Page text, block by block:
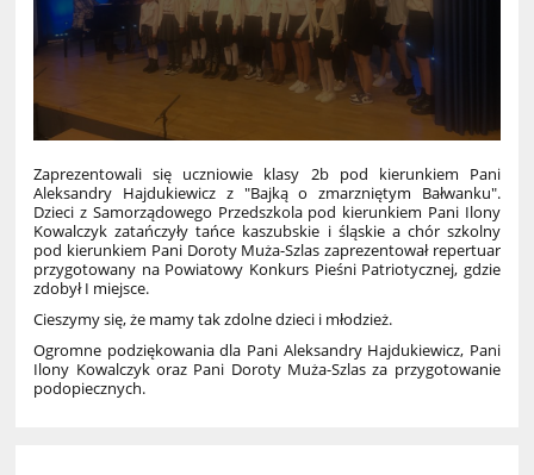
Zaprezentowali się uczniowie klasy 2b pod kierunkiem Pani
Aleksandry Hajdukiewicz z "Bajką o zmarzniętym Bałwanku".
Dzieci z Samorządowego Przedszkola pod kierunkiem Pani Ilony
Kowalczyk zatańczyły tańce kaszubskie i śląskie a chór szkolny
pod kierunkiem Pani Doroty Muża-Szlas zaprezentował repertuar
przygotowany na Powiatowy Konkurs Pieśni Patriotycznej, gdzie
zdobył I miejsce.
Cieszymy się, że mamy tak zdolne dzieci i młodzież.
Ogromne podziękowania dla Pani Aleksandry Hajdukiewicz, Pani
Ilony Kowalczyk oraz Pani Doroty Muża-Szlas za przygotowanie
podopiecznych.